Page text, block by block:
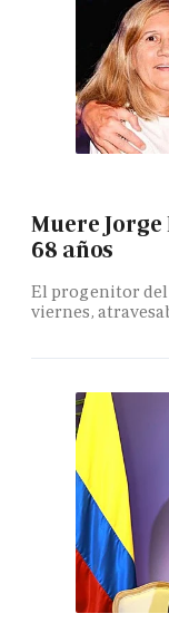
Muere Jorge
68 años
El progenitor del
viernes,